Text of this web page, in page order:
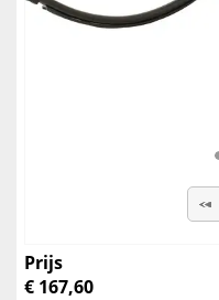
Prijs
€ 167,60